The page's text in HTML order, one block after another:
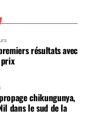
résultats avec
chikungunya,
dans le sud de la